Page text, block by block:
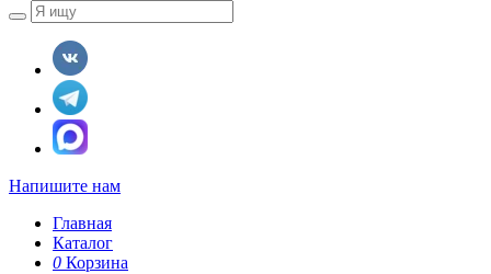
Напишите нам
Главная
Каталог
0 Корзина